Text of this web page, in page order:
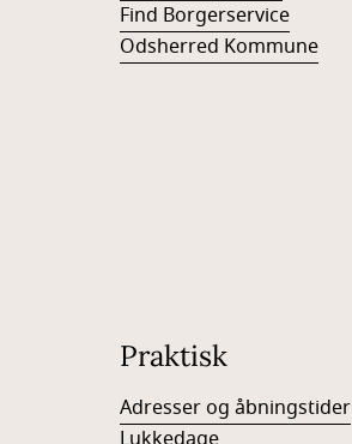
Find Borgerservice
Odsherred Kommune
Praktisk
Adresser og åbningstider